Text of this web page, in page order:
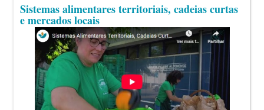
Sistemas alimentares territoriais, cadeias curtas
e mercados locais